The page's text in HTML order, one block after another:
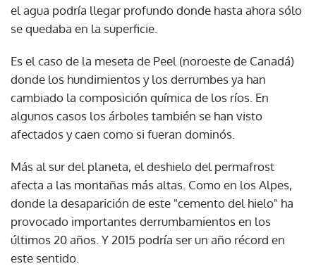
el agua podría llegar profundo donde hasta ahora sólo
se quedaba en la superficie.
Es el caso de la meseta de Peel (noroeste de Canadá)
donde los hundimientos y los derrumbes ya han
cambiado la composición química de los ríos. En
algunos casos los árboles también se han visto
afectados y caen como si fueran dominós.
Más al sur del planeta, el deshielo del permafrost
afecta a las montañas más altas. Como en los Alpes,
donde la desaparición de este "cemento del hielo" ha
provocado importantes derrumbamientos en los
últimos 20 años. Y 2015 podría ser un año récord en
este sentido.